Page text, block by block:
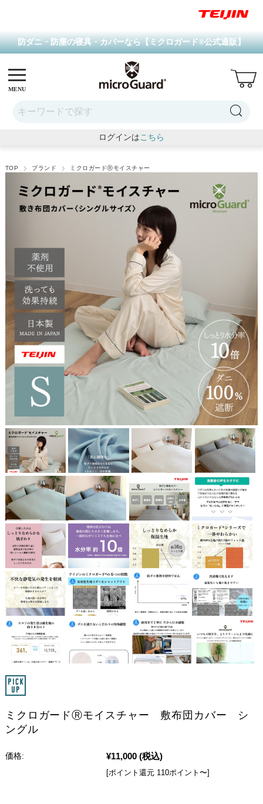
MENU
防ダニ・防塵の寝具・カバーなら【ミクロガード®公式通販】
ログインは こちら
TOP ブランド ミクロガードⓇモイスチャー
ミクロガードⓇモイスチャー 敷布団カバー シ
ングル
価格: ¥11,000 (税込)
[ポイント還元 110ポイント〜]